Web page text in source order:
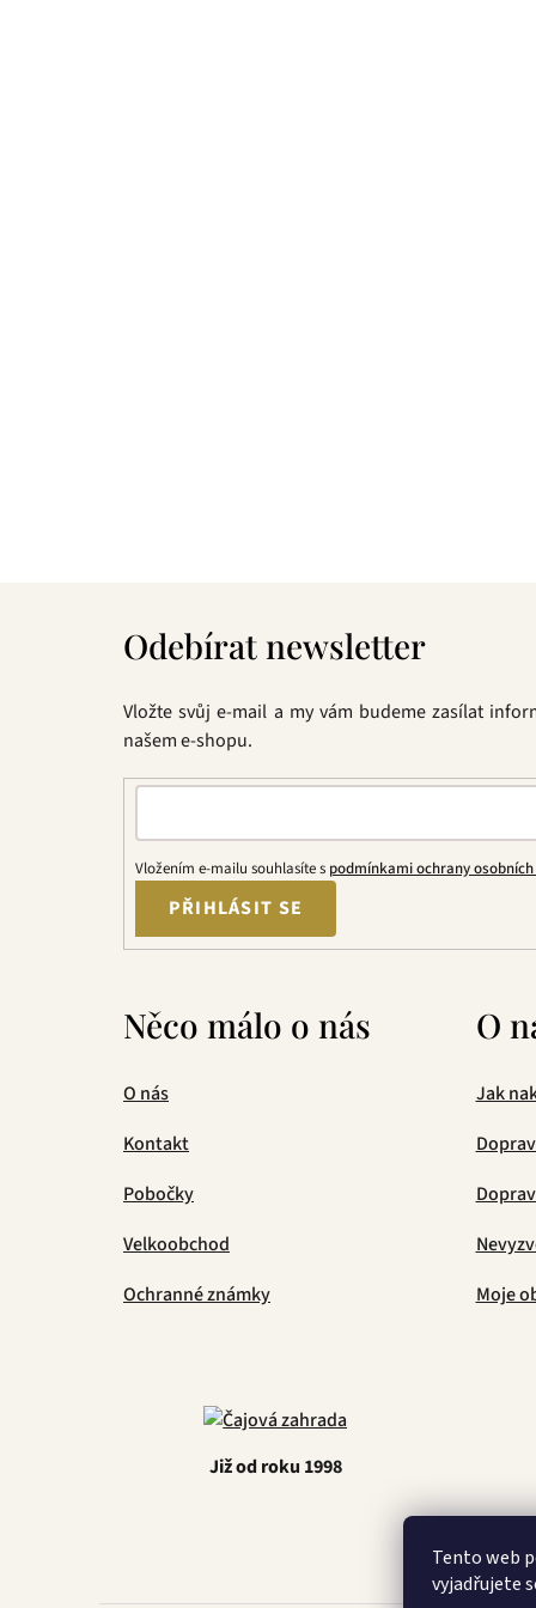
Tento web
vyjadřujete
Odebírat newsletter
Vložte svůj e-mail a my vám budeme zasílat
našem e-shopu.
Vložením e-mailu souhlasíte s podmínkami ochrany
PŘIHLÁSIT SE
Něco málo o nás
O nás
Kontakt
Pobočky
Velkoobchod
Ochranné známky
O
Jak
Moje
Již od roku 1998